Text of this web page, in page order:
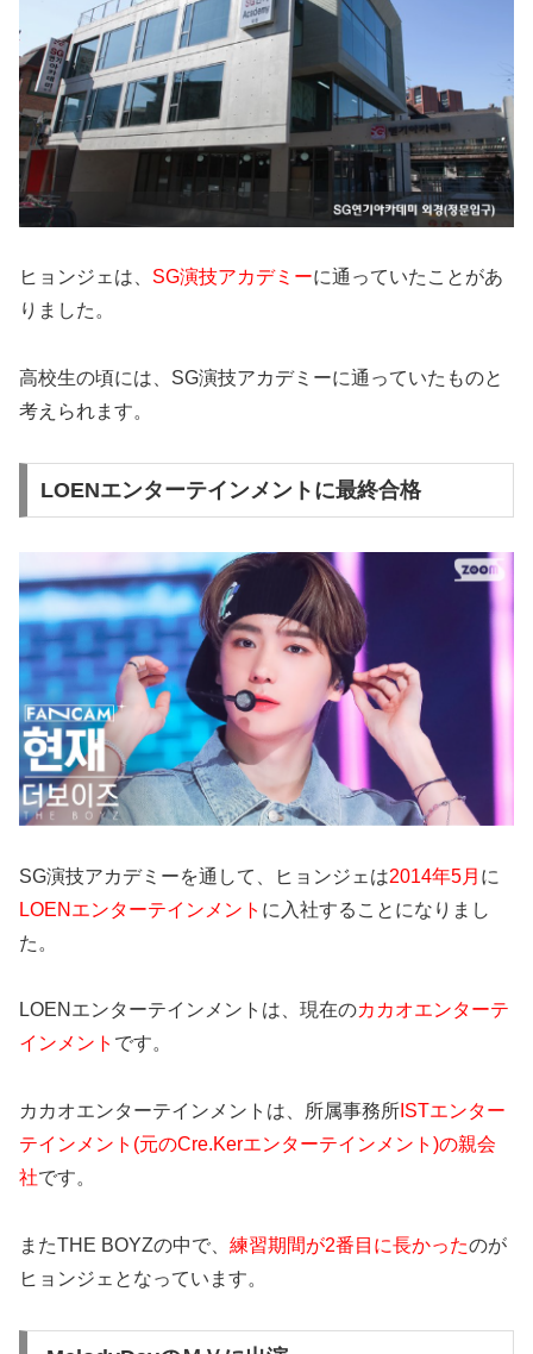
ヒョンジェは、 SG演技アカデミーに通っていたことがあ
りました。
高校生の頃には、SG演技アカデミーに通っていたものと
考えられます。
LOENエンターテインメントに最終合格
SG演技アカデミーを通して、ヒョンジェは2014年5月 に
LOENエンターテインメント に入社することになりまし
た。
LOENエンターテインメントは、現在のカカオエンターテ
インメント です。
カカオエンターテインメントは、所属事務所 ISTエンター
テインメント(元のCre.Kerエンターテインメント)の親会
社です。
またTHE BOYZの中で、 練習期間が2番目に長かったのが
ヒョンジェとなっています。